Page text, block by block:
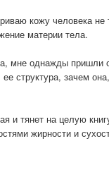
кожу человека не
материи тела.
мне однажды пришли
структура, зачем
и тянет на целую
жирности и